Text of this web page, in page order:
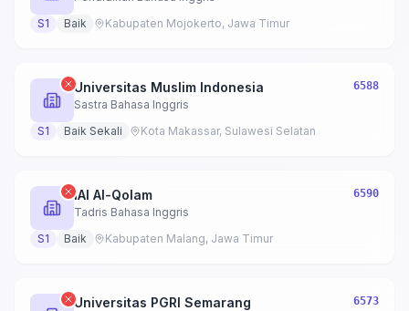
S1 Baik Kabupaten Mojokerto, Jawa Timur
Universitas Muslim Indonesia
Sastra Bahasa Inggris
6588
S1 Baik Sekali Kota Makassar, Sulawesi Selatan
IAI Al-Qolam
Tadris Bahasa Inggris
6590
S1 Baik Kabupaten Malang, Jawa Timur
Universitas PGRI Semarang 6573